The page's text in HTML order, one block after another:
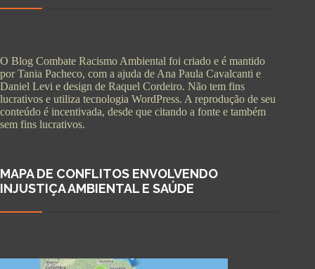
O Blog Combate Racismo Ambiental foi criado e é mantido
por Tania Pacheco, com a ajuda de Ana Paula Cavalcanti e
Daniel Levi e design de Raquel Cordeiro. Não tem fins
lucrativos e utiliza tecnologia WordPress. A reprodução de seu
conteúdo é incentivada, desde que citando a fonte e também
sem fins lucrativos.
MAPA DE CONFLITOS ENVOLVENDO
INJUSTIÇA AMBIENTAL E SAÚDE